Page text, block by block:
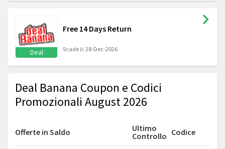
Deal
Free 14 Days Return
Scade il: 28-Dec-2026
Deal Banana Coupon e Codici
Promozionali August 2026
Offerte in Saldo
Ultimo
Controllo Codice